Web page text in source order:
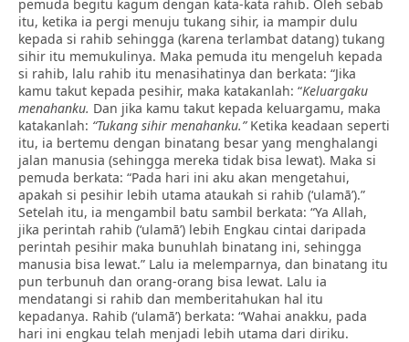
pemuda begitu kagum dengan kata-kata rahib. Oleh sebab
itu, ketika ia pergi menuju tukang sihir, ia mampir dulu
kepada si rahib sehingga (karena terlambat datang) tukang
sihir itu memukulinya. Maka pemuda itu mengeluh kepada
si rahib, lalu rahib itu menasihatinya dan berkata: “Jika
kamu takut kepada pesihir, maka katakanlah: “Keluargaku
menahanku. Dan jika kamu takut kepada keluargamu, maka
katakanlah: “Tukang sihir menahanku.” Ketika keadaan seperti
itu, ia bertemu dengan binatang besar yang menghalangi
jalan manusia (sehingga mereka tidak bisa lewat). Maka si
pemuda berkata: “Pada hari ini aku akan mengetahui,
apakah si pesihir lebih utama ataukah si rahib (‘ulamā’).”
Setelah itu, ia mengambil batu sambil berkata: “Ya Allah,
jika perintah rahib (‘ulamā’) lebih Engkau cintai daripada
perintah pesihir maka bunuhlah binatang ini, sehingga
manusia bisa lewat.” Lalu ia melemparnya, dan binatang itu
pun terbunuh dan orang-orang bisa lewat. Lalu ia
mendatangi si rahib dan memberitahukan hal itu
kepadanya. Rahib (‘ulamā’) berkata: “Wahai anakku, pada
hari ini engkau telah menjadi lebih utama dari diriku.